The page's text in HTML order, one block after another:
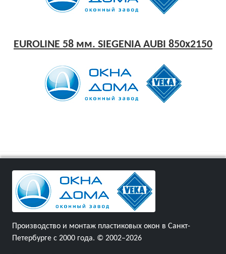
EUROLINE 58 мм. SIEGENIA AUBI 850x2150
Производство и монтаж пластиковых окон в Санкт-
Петербурге с 2000 года. © 2002–2026